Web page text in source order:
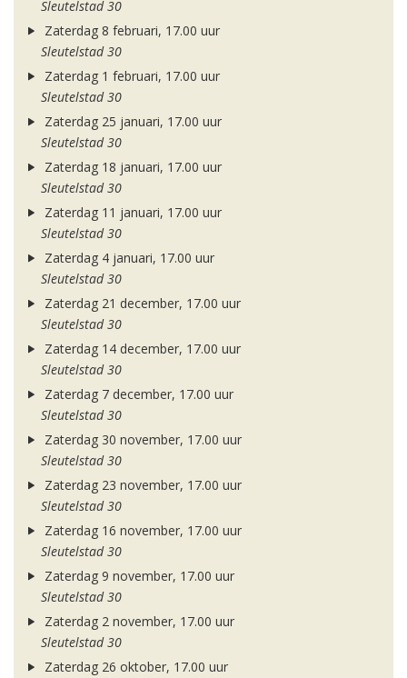
Sleutelstad 30
Zaterdag 8 februari, 17.00 uur
Sleutelstad 30
Zaterdag 1 februari, 17.00 uur
Sleutelstad 30
Zaterdag 25 januari, 17.00 uur
Sleutelstad 30
Zaterdag 18 januari, 17.00 uur
Sleutelstad 30
Zaterdag 11 januari, 17.00 uur
Sleutelstad 30
Zaterdag 4 januari, 17.00 uur
Sleutelstad 30
Zaterdag 21 december, 17.00 uur
Sleutelstad 30
Zaterdag 14 december, 17.00 uur
Sleutelstad 30
Zaterdag 7 december, 17.00 uur
Sleutelstad 30
Zaterdag 30 november, 17.00 uur
Sleutelstad 30
Zaterdag 23 november, 17.00 uur
Sleutelstad 30
Zaterdag 16 november, 17.00 uur
Sleutelstad 30
Zaterdag 9 november, 17.00 uur
Sleutelstad 30
Zaterdag 2 november, 17.00 uur
Sleutelstad 30
Zaterdag 26 oktober, 17.00 uur